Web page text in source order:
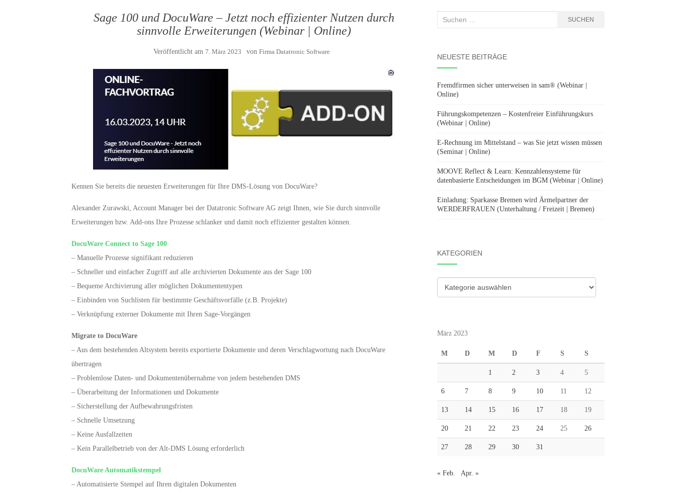
Sage 100 und DocuWare – Jetzt noch effizienter Nutzen durch
sinnvolle Erweiterungen (Webinar | Online)
Veröffentlicht am 7. März 2023 von Firma Datatronic Software
Kennen Sie bereits die neuesten Erweiterungen für Ihre DMS-Lösung von DocuWare?
Alexander Zurawski, Account Manager bei der Datatronic Software AG zeigt Ihnen, wie Sie durch sinnvolle
Erweiterungen bzw. Add-ons Ihre Prozesse schlanker und damit noch effizienter gestalten können.
DocuWare Connect to Sage 100
– Manuelle Prozesse signifikant reduzieren
– Schneller und einfacher Zugriff auf alle archivierten Dokumente aus der Sage 100
– Bequeme Archivierung aller möglichen Dokumententypen
– Einbinden von Suchlisten für bestimmte Geschäftsvorfälle (z.B. Projekte)
– Verknüpfung externer Dokumente mit Ihren Sage-Vorgängen
Migrate to DocuWare
– Aus dem bestehenden Altsystem bereits exportierte Dokumente und deren Verschlagwortung nach DocuWare
übertragen
– Problemlose Daten- und Dokumentenübernahme von jedem bestehenden DMS
– Überarbeitung der Informationen und Dokumente
– Sicherstellung der Aufbewahrungsfristen
– Schnelle Umsetzung
– Keine Ausfallzeiten
– Kein Parallelbetrieb von der Alt-DMS Lösung erforderlich
DocuWare Automatikstempel
– Automatisierte Stempel auf Ihren digitalen Dokumenten
Suchen
SUCHEN
NEUESTE BEITRÄGE
Fremdfirmen sicher unterweisen in sam® (Webinar |
Online)
Führungskompetenzen – Kostenfreier Einführungskurs
(Webinar | Online)
E-Rechnung im Mittelstand – was Sie jetzt wissen müssen
(Seminar | Online)
MOOVE Reflect & Learn: Kennzahlensysteme für
datenbasierte Entscheidungen im BGM (Webinar | Online)
Einladung: Sparkasse Bremen wird Ärmelpartner der
WERDERFRAUEN (Unterhaltung / Freizeit | Bremen)
KATEGORIEN
Kategorien
März 2023
M D M D F S S
1 2 3 4 5
6 7 8 9 10 11 12
13 14 15 16 17 18 19
20 21 22 23 24 25 26
27 28 29 30 31
« Feb. Apr. »